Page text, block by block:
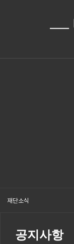
재단소식
공지사항